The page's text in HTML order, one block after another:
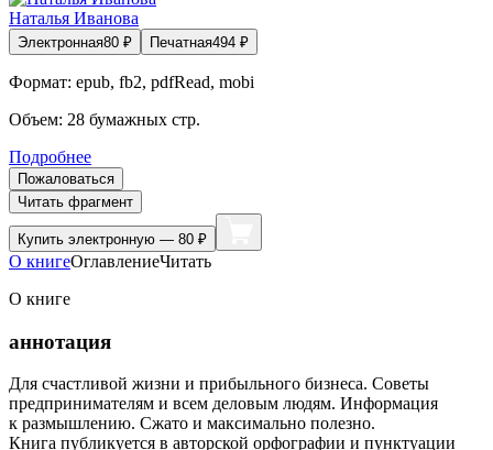
Наталья Иванова
Электронная80 ₽ Печатная494 ₽
Формат: epub, fb2, pdfRead, mobi
Объем: 28 бумажных стр.
Подробнее
Пожаловаться
Читать фрагмент
Купить электронную — 80 ₽
О книгеОглавлениеЧитать
О книге
аннотация
Для счастливой жизни и прибыльного бизнеса. Советы
предпринимателям и всем деловым людям. Информация
к размышлению. Сжато и максимально полезно.
Книга публикуется в авторской орфографии и пунктуации